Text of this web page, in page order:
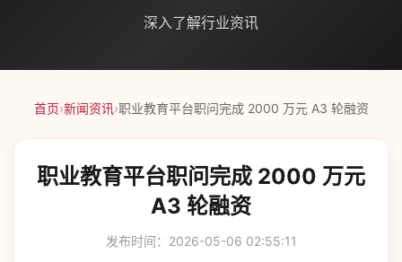
深入了解行业资讯
首页›新闻资讯›职业教育平台职问完成 2000 万元 A3 轮融资
职业教育平台职问完成 2000 万元
A3 轮融资
发布时间：2026-05-06 02:55:11